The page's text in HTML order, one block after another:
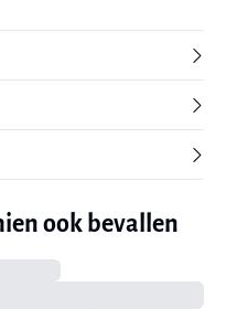
ook bevallen